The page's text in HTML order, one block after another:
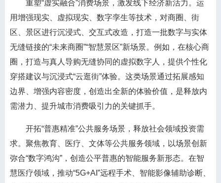
重塑“虚实融合”消费场景，激发线下经济新活力。运
用增强现实、虚拟现实、数字孪生等技术，对商圈、街
区、景区进行沉浸式、交互式改造，打造一批数字与实体
无缝链接的“未来商圈”“智慧景区”新场景。例如，在核心商
圈，打造与真人导购无缝协同的虚拟数字人，提供个性化
穿搭建议与沉浸式“云逛街”体验。这类场景通过拓展感知
边界、增强内容密度，创造出全新的体验价值，是释放内
需潜力、提升城市消费吸引力的关键抓手。
开拓“普惠精准”公共服务场景，释放社会领域投资需
求。聚焦教育、医疗、文体等公共服务领域，以场景创新
弥合“数字鸿沟”，创造公平普惠的智能服务新形态。在智
慧医疗领域，推动“5G+AI”远程手术、智能影像辅助诊断、